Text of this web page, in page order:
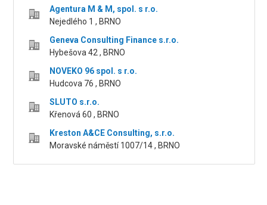
Agentura M & M, spol. s r.o.
Nejedlého 1 , BRNO
Geneva Consulting Finance s.r.o.
Hybešova 42 , BRNO
NOVEKO 96 spol. s r.o.
Hudcova 76 , BRNO
SLUTO s.r.o.
Křenová 60 , BRNO
Kreston A&CE Consulting, s.r.o.
Moravské náměstí 1007/14 , BRNO